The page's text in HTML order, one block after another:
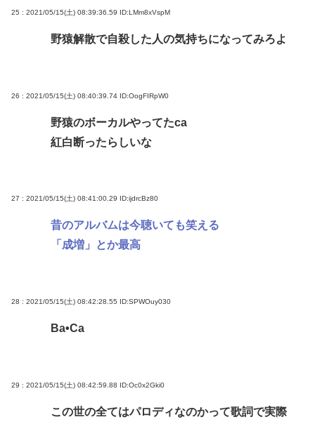
25 : 2021/05/15(土) 08:39:36.59 ID:LMm8xVspM
野猿解散で自殺した人の気持ちになってみろよ
26 : 2021/05/15(土) 08:40:39.74 ID:OogFIRpW0
野猿のボーカルやってたca
紅白断ったらしいな
27 : 2021/05/15(土) 08:41:00.29 ID:ijdrcBz80
昔のアルバムは今聴いても笑える
「成増」とか最高
28 : 2021/05/15(土) 08:42:28.55 ID:SPWOuy030
Ba•Ca
29 : 2021/05/15(土) 08:42:59.88 ID:Oc0x2Gki0
この世の全てはパロディなのかって歌詞で実際